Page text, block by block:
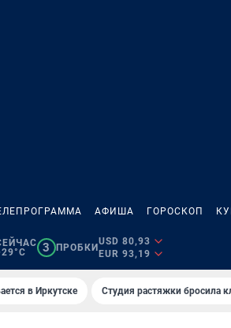
АФИША ГОРОСКОП
3 ПРОБКИ
USD 80,93
EUR 93,19
в Иркутске Студия растяжки бросила